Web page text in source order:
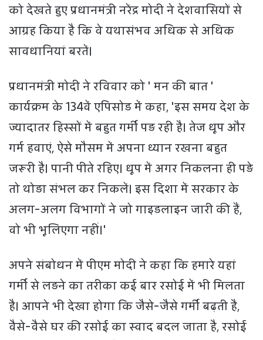
को देखते हुए प्रधानमंत्री नरेंद्र मोदी ने देशवासियों से
आग्रह किया है कि वे यथासंभव अधिक से अधिक
सावधानियां बरतें।
प्रधानमंत्री मोदी ने रविवार को ' मन की बात '
कार्यक्रम के 134वें एपिसोड में कहा, 'इस समय देश के
ज्यादातर हिस्सों में बहुत गर्मी पड़ रही है। तेज धूप और
गर्म हवाएं, ऐसे मौसम में अपना ध्यान रखना बहुत
जरूरी है। पानी पीते रहिए। धूप में अगर निकलना ही पड़े
तो थोड़ा संभल कर निकलें। इस दिशा में सरकार के
अलग-अलग विभागों ने जो गाइडलाइन जारी की हैं,
वो भी भूलिएगा नहीं।'
अपने संबोधन में पीएम मोदी ने कहा कि हमारे यहां
गर्मी से लड़ने का तरीका कई बार रसोई में भी मिलता
है। आपने भी देखा होगा कि जैसे-जैसे गर्मी बढ़ती है,
वैसे-वैसे घर की रसोई का स्वाद बदल जाता है, रसोई